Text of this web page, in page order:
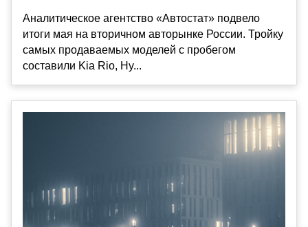
Аналитическое агентство «Автостат» подвело
итоги мая на вторичном авторынке России. Тройку
самых продаваемых моделей с пробегом
составили Kia Rio, Hy...